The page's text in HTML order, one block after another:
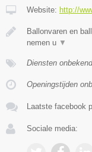
Website: http://
Ballonvaren en
nemen u ▼
Diensten onbekend
Openingstijden
Laatste facebook
Sociale media: